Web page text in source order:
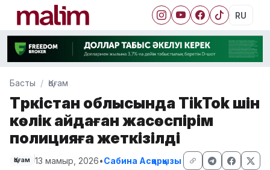
RU
Басты Қоғам
Түркістан облысында TikTok үшін
көлік айдаған жасөспірім
полицияға жеткізілді
Қоғам 13 мамыр, 2026•Сабина Асқарқызы